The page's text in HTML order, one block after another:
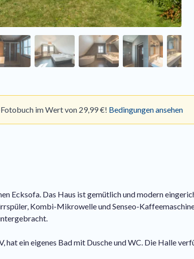
im Wert von 29,99 €! Bedingungen ansehen
Ecksofa. Das Haus ist gemütlich und modern
Kombi-Mikrowelle und Senseo-
ein eigenes Bad mit Dusche und WC. Die Halle